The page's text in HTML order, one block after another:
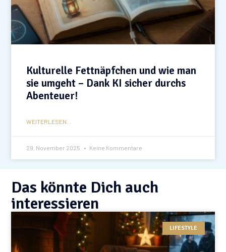
Kulturelle Fettnäpfchen und wie man
sie umgeht – Dank KI sicher durchs
Abenteuer!
WEITERLESEN...
29. November 2025 Keine Kommentare
Das könnte Dich auch
interessieren
LIFESTYLE